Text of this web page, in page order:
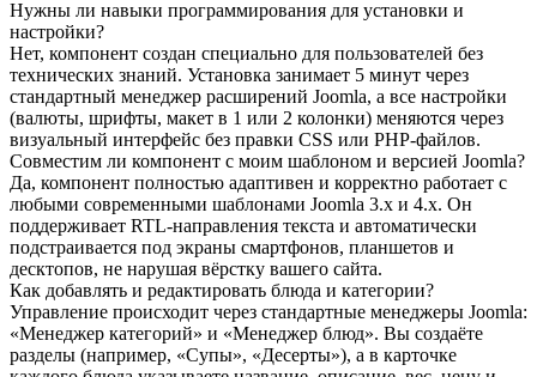
Нужны ли навыки программирования для установки и
настройки?
Нет, компонент создан специально для пользователей без
технических знаний. Установка занимает 5 минут через
стандартный менеджер расширений Joomla, а все настройки
(валюты, шрифты, макет в 1 или 2 колонки) меняются через
визуальный интерфейс без правки CSS или PHP-файлов.
Совместим ли компонент с моим шаблоном и версией Joomla?
Да, компонент полностью адаптивен и корректно работает с
любыми современными шаблонами Joomla 3.x и 4.x. Он
поддерживает RTL-направления текста и автоматически
подстраивается под экраны смартфонов, планшетов и
десктопов, не нарушая вёрстку вашего сайта.
Как добавлять и редактировать блюда и категории?
Управление происходит через стандартные менеджеры Joomla:
«Менеджер категорий» и «Менеджер блюд». Вы создаёте
разделы (например, «Супы», «Десерты»), а в карточке